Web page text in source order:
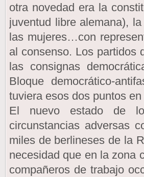
otra novedad era la
juventud libre alemana),
las mujeres…con
al consenso. Los partidos
las consignas
Bloque democrático-
tuviera esos dos puntos en
El nuevo estado de
circunstancias adversas
miles de berlineses de la
necesidad que en la zona
compañeros de trabajo